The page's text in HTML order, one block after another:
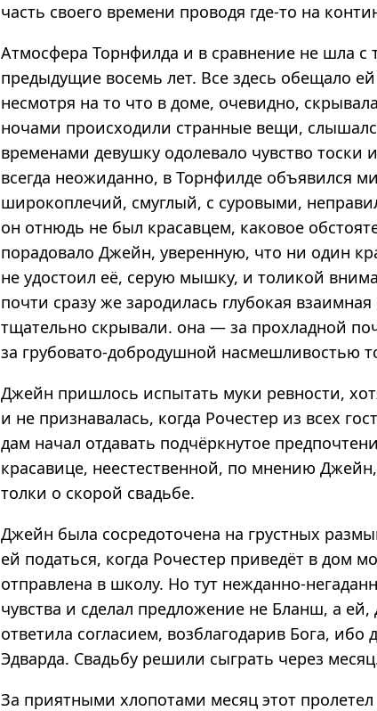
часть своего времени проводя где-то на
Атмосфера Торнфилда и в сравнение не шла с
предыдущие восемь лет. Все здесь обещало
несмотря на то что в доме, очевидно,
ночами происходили странные вещи,
временами девушку одолевало чувство тоски
всегда неожиданно, в Торнфилде объявился
широкоплечий, смуглый, с суровыми,
он отнюдь не был красавцем, каковое
порадовало Джейн, уверенную, что ни один
не удостоил её, серую мышку, и толикой
почти сразу же зародилась глубокая
тщательно скрывали. она — за прохладной
за грубовато-добродушной насмешливостью
Джейн пришлось испытать муки ревности,
и не признавалась, когда Рочестер из всех
дам начал отдавать подчёркнутое
красавице, неестественной, по мнению
толки о скорой свадьбе.
Джейн была сосредоточена на грустных
ей податься, когда Рочестер приведёт в дом
отправлена в школу. Но тут нежданно-
чувства и сделал предложение не Бланш, а
ответила согласием, возблагодарив Бога,
Эдварда. Свадьбу решили сыграть через
За приятными хлопотами месяц этот